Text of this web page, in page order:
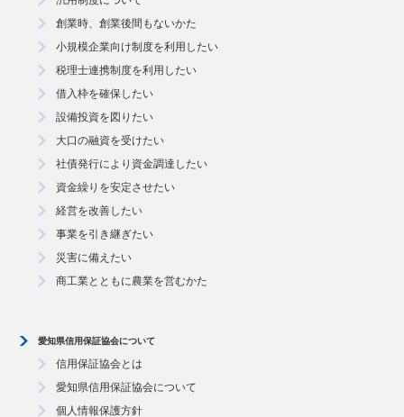
創業時、創業後間もないかた
小規模企業向け制度を利用したい
税理士連携制度を利用したい
借入枠を確保したい
設備投資を図りたい
大口の融資を受けたい
社債発行により資金調達したい
資金繰りを安定させたい
経営を改善したい
事業を引き継ぎたい
災害に備えたい
商工業とともに農業を営むかた
愛知県信用保証協会について
信用保証協会とは
愛知県信用保証協会について
個人情報保護方針